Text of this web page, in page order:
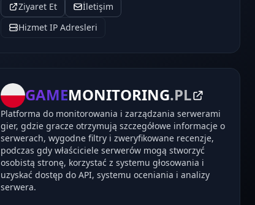
Ziyaret Et
İletişim
Hizmet IP Adresleri
GAMEMONITORING.PL
Platforma do monitorowania i zarządzania serwerami
gier, gdzie gracze otrzymują szczegółowe informacje o
serwerach, wygodne filtry i zweryfikowane recenzje,
podczas gdy właściciele serwerów mogą stworzyć
osobistą stronę, korzystać z systemu głosowania i
uzyskać dostęp do API, systemu oceniania i analizy
serwera.